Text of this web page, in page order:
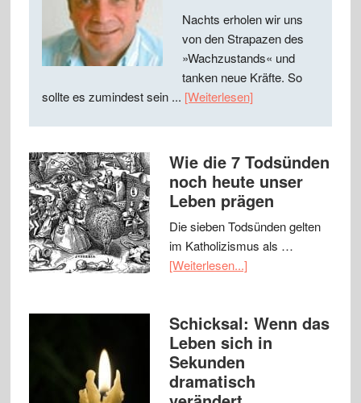
Nachts erholen wir uns
von den Strapazen des
»Wachzustands« und
tanken neue Kräfte. So
sollte es zumindest sein ... [Weiterlesen]
Wie die 7 Todsünden
noch heute unser
Leben prägen
Die sieben Todsünden gelten
im Katholizismus als …
[Weiterlesen...]
Schicksal: Wenn das
Leben sich in
Sekunden
dramatisch